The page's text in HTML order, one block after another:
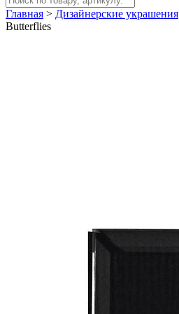
Главная > Дизайнерские украшения
Butterflies